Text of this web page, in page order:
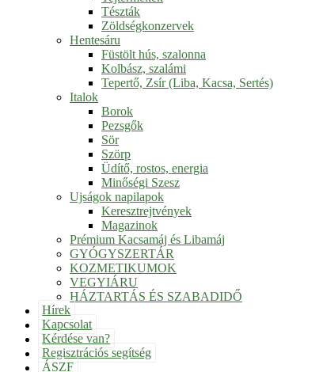
Tészták
Zöldségkonzervek
Hentesáru
Füstölt hús, szalonna
Kolbász, szalámi
Tepertő, Zsír (Liba, Kacsa, Sertés)
Italok
Borok
Pezsgők
Sör
Szörp
Üdítő, rostos, energia
Minőségi Szesz
Ujságok napilapok
Keresztrejtvények
Magazinok
Prémium Kacsamáj és Libamáj
GYÓGYSZERTÁR
KOZMETIKUMOK
VEGYIÁRU
HÁZTARTÁS ÉS SZABADIDŐ
Hírek
Kapcsolat
Kérdése van?
Regisztrációs segítség
ÁSZF